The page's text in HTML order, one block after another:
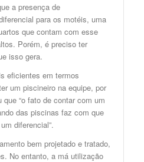
a presença de
para os motéis, uma
que contam com esse
Porém, é preciso ter
isso gera.
eficientes em termos
um piscineiro na equipe, por
“o fato de contar com um
das piscinas faz com que
diferencial”.
bem projetado e tratado,
No entanto, a má utilização